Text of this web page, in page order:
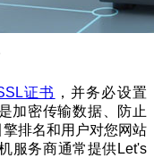
证书 ，并务必设置
加密传输数据、防止
排名和用户对您网站
服务商通常提供Let's